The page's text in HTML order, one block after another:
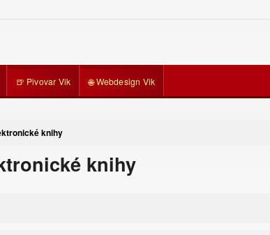
🍺 Pivovar Vik 🌐 Webdesign Vik
knihy
knihy